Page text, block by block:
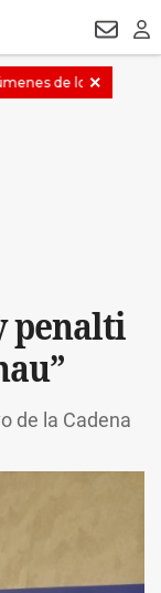
TURISMO
penalti
de la Cadena